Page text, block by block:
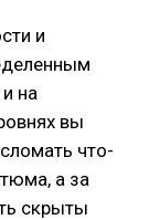
и
на
вы
что-
а за
скрыты